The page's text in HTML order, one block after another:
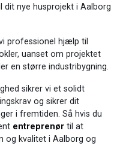
dit nye husprojekt i Aalborg
professionel hjælp til
uanset om projektet
en større industribygning.
sikrer vi et solidt
og sikrer dit
i fremtiden. Så hvis du
entreprenør til at
og kvalitet i Aalborg og